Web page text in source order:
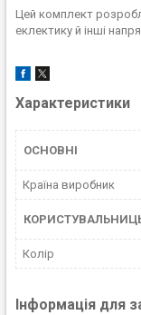
Цей комплект
еклектику й інші
Характеристики
ОСНОВНІ
Країна виробник
Колір
Інформація для